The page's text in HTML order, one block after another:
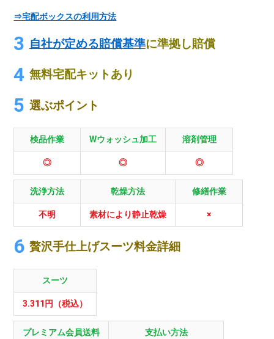
⇒宅配ボックスの利用方法
自社が定める賠償基準に準拠し賠償
無料宅配キットあり
選ぶポイント
検品作業 Wウォッシュ加工 溶剤管理
◎ ◎ ◎
洗浄方法 乾燥方法 修繕作業
不明 素材により静止乾燥 ×
贅沢手仕上げスーツ料金詳細
スーツ
3.311円（税込）
プレミアム会員送料 支払い方法